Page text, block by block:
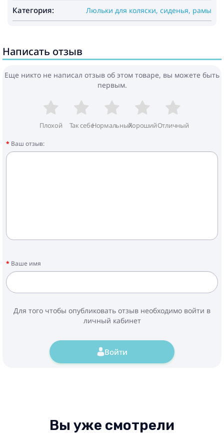
Габариты:
- Размеры сиденья внутри: ДхШхГ: 94 х 27 х 27 см
- Размеры в сложенном виде с рамой: Д x Ш х В:
31.5 x 51.5 х 85 см
- Вес вместе с рамой: 13.2 кг
В комплекте: тканевый чехол, крыша, ремни
безопасности с накладками.
HE совместимa с рамой Priam 3!
* Фотографии представлены только как пример,
Категория: Люльки для коляски, сиденья, рамы
Написать отзыв
Еще никто не написал отзыв об этом товаре, вы можете быть
первым.
Плохой Так себеНормальныйХорошийОтличный
Ваш отзыв:
Ваше имя
Для того чтобы опубликовать отзыв необходимо войти в
личный кабинет
Войти
Вы уже смотрели